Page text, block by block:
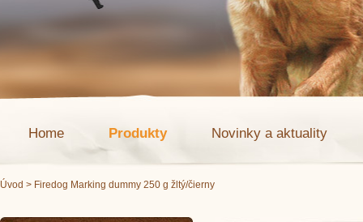
Home Produkty Novinky a aktuality
Úvod > Firedog Marking dummy 250 g žltý/čierny